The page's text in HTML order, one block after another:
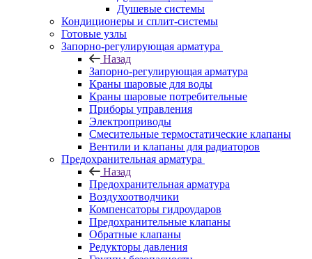
Душевые системы
Кондиционеры и сплит-системы
Готовые узлы
Запорно-регулирующая арматура
Назад
Запорно-регулирующая арматура
Краны шаровые для воды
Краны шаровые потребительные
Приборы управления
Электроприводы
Смесительные термостатические клапаны
Вентили и клапаны для радиаторов
Предохранительная арматура
Назад
Предохранительная арматура
Воздухоотводчики
Компенсаторы гидроударов
Предохранительные клапаны
Обратные клапаны
Редукторы давления